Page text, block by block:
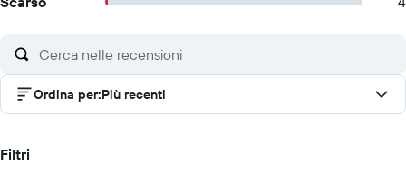
Ordina per:Più recenti
Filtri